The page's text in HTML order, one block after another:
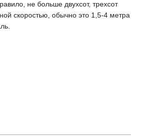
не больше двухсот, трехсот
скоростью, обычно это 1,5-4 метра